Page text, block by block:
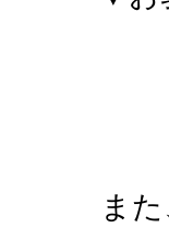
ま